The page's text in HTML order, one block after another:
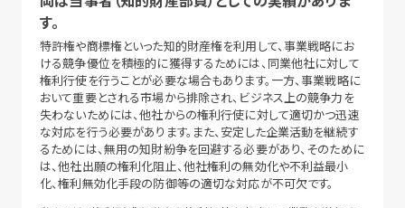
す。
特許権や商標権といった知的財産権を利用して、事業戦略にお
ける競争優位を積極的に獲得するためには、同業他社に対して
権利行使を行うことが必要な場合もあります。一方、事業戦略に
おいて重要とされる市場から排除され、ビジネス上の競争力を
失わないためには、他社からの権利行使に対して適切かつ迅速
な対応を行う必要があります。また、安定した企業活動を継続す
るためには、無用の知財紛争を回避する必要があり、そのために
は、他社出願の権利化阻止、他社権利の無効化や不利益最小
化、権利無効化手段の防御等の適切な対応が不可欠です。